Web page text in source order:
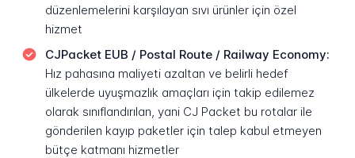
düzenlemelerini karşılayan sıvı ürünler için özel
hizmet
CJPacket EUB / Postal Route / Railway Economy:
Hız pahasına maliyeti azaltan ve belirli hedef
ülkelerde uyuşmazlık amaçları için takip edilemez
olarak sınıflandırılan, yani CJ Packet bu rotalar ile
gönderilen kayıp paketler için talep kabul etmeyen
bütçe katmanı hizmetler